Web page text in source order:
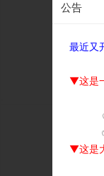
公告
最近又
▼这是
▼这是